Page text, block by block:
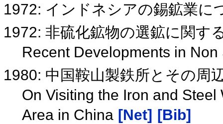
1972: インドネシアの錫鉱業に
1972: 非硫化鉱物の選鉱に関す
Recent Developments in
1980: 中国鞍山製鉄所とその周
On Visiting the Iron and
Area in China [Net] [Bib]